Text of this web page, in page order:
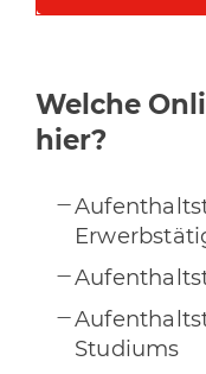
Welche
hier?
Studiums